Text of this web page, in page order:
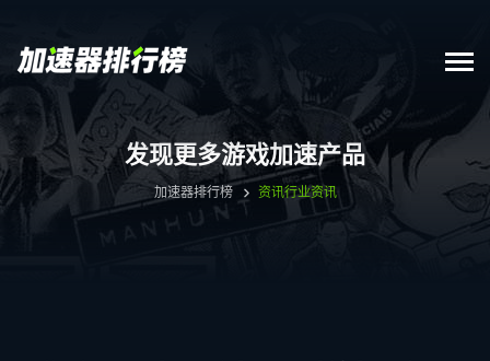
发现更多游戏加速产品
加速器排行榜 资讯行业资讯